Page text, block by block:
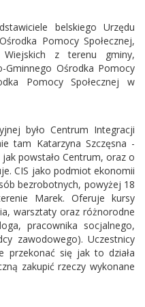
belskiego Urzędu
Pomocy Społecznej,
Wiejskich z terenu gminy,
Ośrodka Pomocy
Pomocy Społecznej w
było Centrum Integracji
tam Katarzyna Szczęsna -
powstało Centrum, oraz o
CIS jako podmiot ekonomii
bezrobotnych, powyżej 18
Marek. Oferuje kursy
warsztaty oraz różnorodne
pracownika socjalnego,
zawodowego). Uczestnicy
przekonać się jak to działa
zakupić rzeczy wykonane